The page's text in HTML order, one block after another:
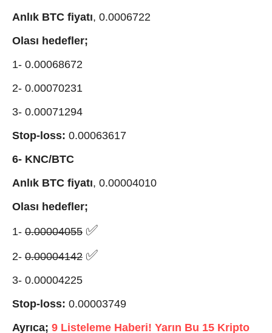
Anlık BTC fiyatı, 0.0006722
Olası hedefler;
1- 0.00068672
2- 0.00070231
3- 0.00071294
Stop-loss: 0.00063617
6- KNC/BTC
Anlık BTC fiyatı, 0.00004010
Olası hedefler;
1- 0.00004055 ✅
2- 0.00004142 ✅
3- 0.00004225
Stop-loss: 0.00003749
Ayrıca; 9 Listeleme Haberi! Yarın Bu 15 Kripto